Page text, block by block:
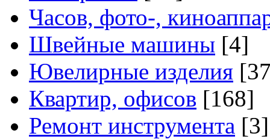
Часов, фото-,
Швейные машины [4]
Ювелирные изделия
Квартир, офисов [168]
Ремонт инструмента [3]